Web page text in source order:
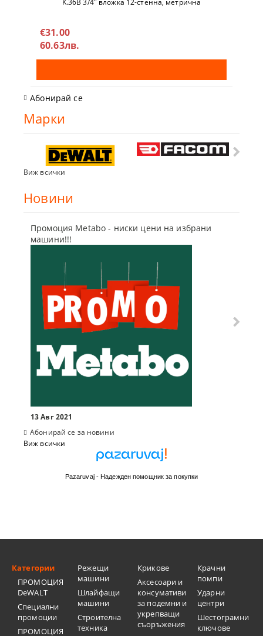
€31.00
60.63лв.
Абонирай се
Марки
Виж всички
Новини
Промоция Metabo - ниски цени на избрани
машини!!!
13 Авг 2021
Абонирай се за новини
Виж всички
Pazaruvaj - Надежден помощник за покупки
Категории
ПРОМОЦИЯ
DeWALT
Специални
промоции
ПРОМОЦИЯ
Режещи
машини
Шлайфащи
машини
Строителна
техника
Крикове
Аксесоари и
консумативи
за подемни и
укрепващи
съоръжения
Крачни
помпи
Ударни
центри
Шестограмни
ключове